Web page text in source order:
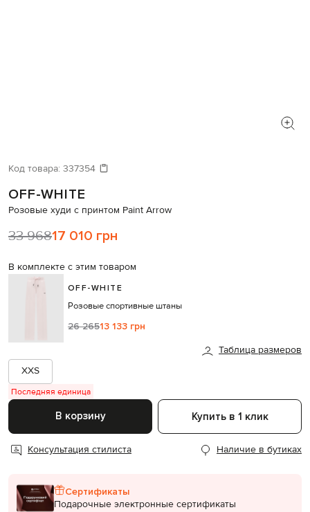
Код товара: 337354
OFF-WHITE
Розовые худи с принтом Paint Arrow
33 96817 010 грн
В комплекте с этим товаром
OFF-WHITE
Розовые спортивные штаны
26 26513 133 грн
Таблица размеров
XXS
Последняя единица
В корзину Купить в 1 клик
Консультация стилиста Наличие в бутиках
Сертификаты
Подарочные электронные сертификаты